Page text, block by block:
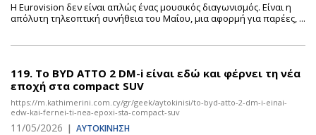
Η Eurovision δεν είναι απλώς ένας μουσικός διαγωνισμός. Είναι η
απόλυτη τηλεοπτική συνήθεια του Μαΐου, μια αφορμή για παρέες, ...
119. Το BYD ATTO 2 DM-i είναι εδώ και φέρνει τη νέα
εποχή στα compact SUV
https://m.kathimerini.com.cy/gr/geek/aytokinisi/to-byd-atto-2-dm-i-einai-
edw-kai-fernei-ti-nea-epoxi-sta-compact-suv
11/05/2026 | ΑΥΤΟΚΙΝΗΣΗ